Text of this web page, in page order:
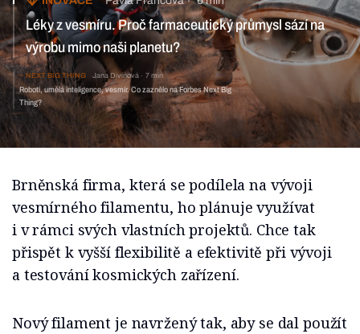
Léky z vesmíru. Proč farmaceutický průmysl sází na
výrobu mimo naši planetu?
NEXT BIG THING Jana Divinová 7 min
Roboti, umělá inteligence, vesmír. Co zaznělo na Forbes Next Big
Thing?
Brněnská firma, která se podílela na vývoji
vesmírného filamentu, ho plánuje využívat
i v rámci svých vlastních projektů. Chce tak
přispět k vyšší flexibilitě a efektivitě při vývoji
a testování kosmických zařízení.
Nový filament je navržený tak, aby se dal použít